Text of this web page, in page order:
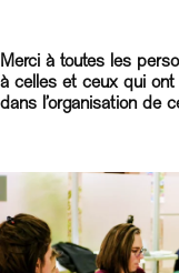
Merci à toutes les
à celles et ceux qui ont
dans l’organisation de